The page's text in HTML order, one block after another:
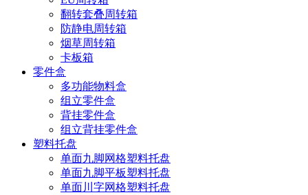
翻转套叠周转箱
防静电周转箱
烟草周转箱
卡板箱
零件盒
多功能物料盒
组立零件盒
背挂零件盒
组立背挂零件盒
塑料托盘
单面九脚网格塑料托盘
单面九脚平板塑料托盘
单面川字网格塑料托盘